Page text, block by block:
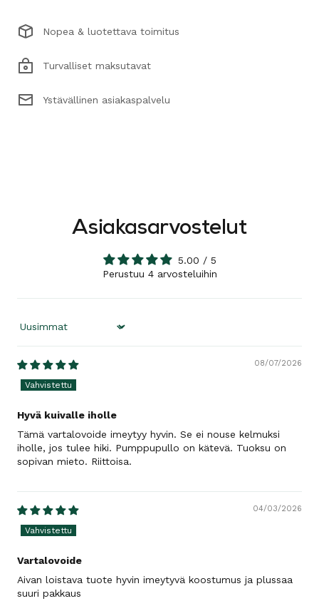
Nopea & luotettava toimitus
Turvalliset maksutavat
Ystävällinen asiakaspalvelu
Asiakasarvostelut
5.00 / 5
Perustuu 4 arvosteluihin
Sort by
08/07/2026
Hyvä kuivalle iholle
Tämä vartalovoide imeytyy hyvin. Se ei nouse kelmuksi
iholle, jos tulee hiki. Pumppupullo on kätevä. Tuoksu on
sopivan mieto. Riittoisa.
04/03/2026
Vartalovoide
Aivan loistava tuote hyvin imeytyvä koostumus ja plussaa
suuri pakkaus